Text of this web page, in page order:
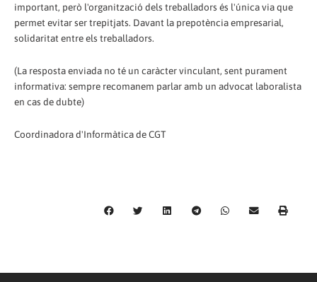
important, però l'organització dels treballadors és l'única via que
permet evitar ser trepitjats. Davant la prepotència empresarial,
solidaritat entre els treballadors.
(La resposta enviada no té un caràcter vinculant, sent purament
informativa: sempre recomanem parlar amb un advocat laboralista
en cas de dubte)
Coordinadora d'Informàtica de CGT